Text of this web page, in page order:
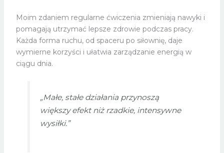
Moim zdaniem regularne ćwiczenia zmieniają nawyki i
pomagają utrzymać lepsze zdrowie podczas pracy.
Każda forma ruchu, od spaceru po siłownię, daje
wymierne korzyści i ułatwia zarządzanie energią w
ciągu dnia.
„Małe, stałe działania przynoszą
większy efekt niż rzadkie, intensywne
wysiłki.”